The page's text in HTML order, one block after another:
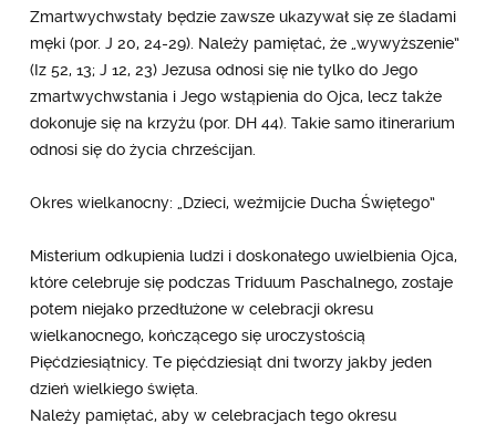
Zmartwychwstały będzie zawsze ukazywał się ze śladami
męki (por. J 20, 24-29). Należy pamiętać, że „wywyższenie”
(Iz 52, 13; J 12, 23) Jezusa odnosi się nie tylko do Jego
zmartwychwstania i Jego wstąpienia do Ojca, lecz także
dokonuje się na krzyżu (por. DH 44). Takie samo itinerarium
odnosi się do życia chrześcijan.
Okres wielkanocny: „Dzieci, weźmijcie Ducha Świętego”
Misterium odkupienia ludzi i doskonałego uwielbienia Ojca,
które celebruje się podczas Triduum Paschalnego, zostaje
potem niejako przedłużone w celebracji okresu
wielkanocnego, kończącego się uroczystością
Pięćdziesiątnicy. Te pięćdziesiąt dni tworzy jakby jeden
dzień wielkiego święta.
Należy pamiętać, aby w celebracjach tego okresu